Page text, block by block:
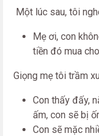
Một lúc sau, tôi
Mẹ ơi, con
tiền đó mua
Giọng mẹ tôi trầm
Con thấy đấy,
ấm, con sẽ bị
Con sẽ mặc